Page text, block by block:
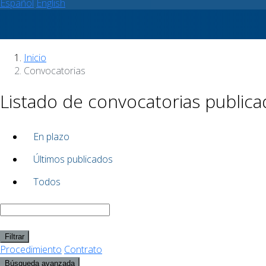
Español English
Inicio
Convocatorias
Listado de convocatorias
En plazo
Últimos publicados
Todos
Filtrar
Procedimiento Contrato
Búsqueda avanzada